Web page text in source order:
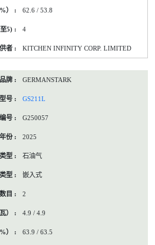
62.6 / 53.8
4
KITCHEN INFINITY CORP. LIMITED
GERMANSTARK
GS211L
G250057
2025
石油气
嵌入式
2
4.9 / 4.9
63.9 / 63.5